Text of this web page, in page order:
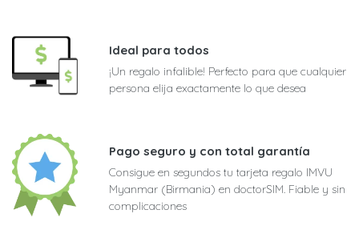
Ideal para todos
¡Un regalo infalible! Perfecto para que cualquier
persona elija exactamente lo que desea
Pago seguro y con total garantía
Consigue en segundos tu tarjeta regalo IMVU
Myanmar (Birmania) en doctorSIM. Fiable y sin
complicaciones